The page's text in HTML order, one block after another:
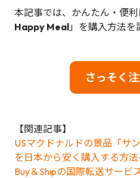
本記事では、かんたん・便
Happy Meal」を購入方法を
さっそく
【関連記事】
USマクドナルドの景品「サ
を日本から安く購入する方
Buy＆Shipの国際転送サービ